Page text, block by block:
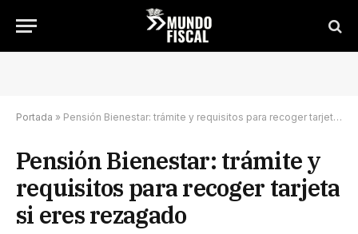
Portada » Pensión Bienestar: trámite y requisitos para recoger tarjeta si eres rezagado
Pensión Bienestar: trámite y
requisitos para recoger tarjeta
si eres rezagado